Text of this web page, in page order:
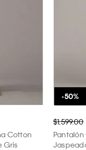
Cotton
Gris
$1,599.00